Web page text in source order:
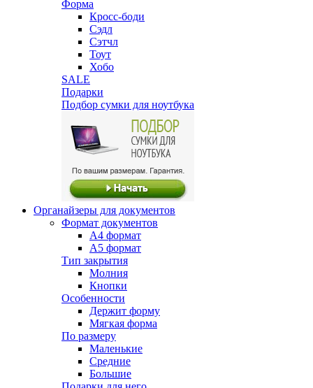
Форма
Кросс-боди
Сэдл
Сэтчл
Тоут
Хобо
SALE
Подарки
Подбор сумки для ноутбука
Органайзеры для документов
Формат документов
А4 формат
А5 формат
Тип закрытия
Молния
Кнопки
Особенности
Держит форму
Мягкая форма
По размеру
Маленькие
Средние
Большие